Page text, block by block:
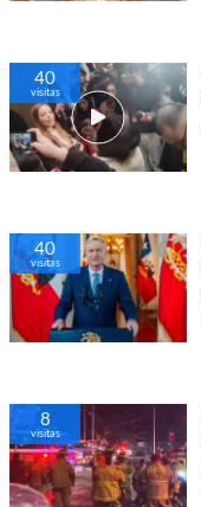
42
visitas
41
visitas
21
visitas